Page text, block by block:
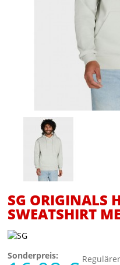
SG ORIGINALS
SWEATSHIRT
Sonderpreis: